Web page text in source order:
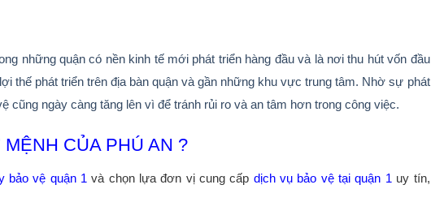
những quận có nền kinh tế mới phát triển hàng đầu và là nơi thu hút vốn đầu
thế phát triển trên địa bàn quận và gần những khu vực trung tâm. Nhờ sự phát
cũng ngày càng tăng lên vì để tránh rủi ro và an tâm hơn trong công việc.
CỦA PHÚ AN ?
bảo vệ quận 1 và chọn lựa đơn vị cung cấp dịch vụ bảo vệ tại quận 1 uy tín,